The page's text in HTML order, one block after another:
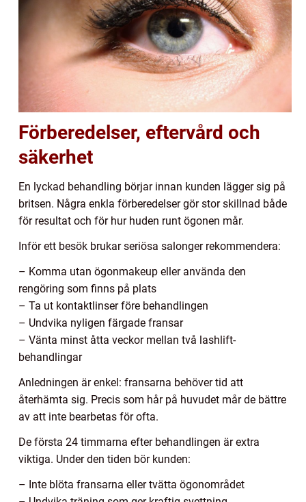
Förberedelser, eftervård och
säkerhet
En lyckad behandling börjar innan kunden lägger sig på
britsen. Några enkla förberedelser gör stor skillnad både
för resultat och för hur huden runt ögonen mår.
Inför ett besök brukar seriösa salonger rekommendera:
– Komma utan ögonmakeup eller använda den
rengöring som finns på plats
– Ta ut kontaktlinser före behandlingen
– Undvika nyligen färgade fransar
– Vänta minst åtta veckor mellan två lashlift-
behandlingar
Anledningen är enkel: fransarna behöver tid att
återhämta sig. Precis som hår på huvudet mår de bättre
av att inte bearbetas för ofta.
De första 24 timmarna efter behandlingen är extra
viktiga. Under den tiden bör kunden:
– Inte blöta fransarna eller tvätta ögonområdet